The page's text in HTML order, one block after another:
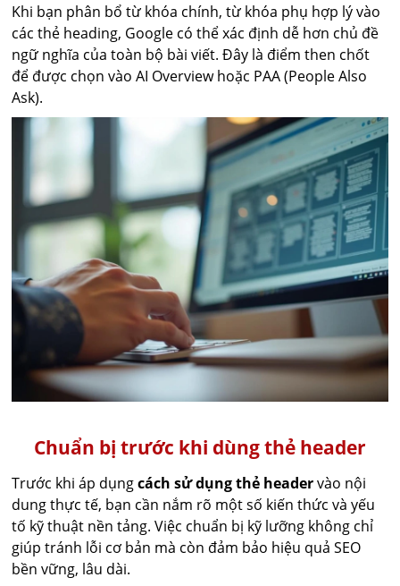
Khi bạn phân bổ từ khóa chính, từ khóa phụ hợp lý vào
các thẻ heading, Google có thể xác định dễ hơn chủ đề
ngữ nghĩa của toàn bộ bài viết. Đây là điểm then chốt
để được chọn vào AI Overview hoặc PAA (People Also
Ask).
Chuẩn bị trước khi dùng thẻ header
Trước khi áp dụngcách sử dụng thẻ headervào nội
dung thực tế, bạn cần nắm rõ một số kiến thức và yếu
tố kỹ thuật nền tảng. Việc chuẩn bị kỹ lưỡng không chỉ
giúp tránh lỗi cơ bản mà còn đảm bảo hiệu quả SEO
bền vững, lâu dài.